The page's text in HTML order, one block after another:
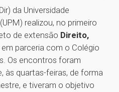
da Universidade
realizou, no primeiro
de extensão Direito,
em parceria com o Colégio
Os encontros foram
às quartas-feiras, de forma
e tiveram o objetivo